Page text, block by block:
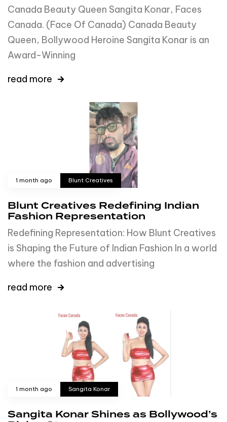
Canada Beauty Queen Sangita Konar, Faces
Canada. (Face Of Canada) Canada Beauty
Queen, Bollywood Heroine Sangita Konar is an
Award-Winning
read more
1 month ago Blunt Creatives
Blunt Creatives Redefining Indian
Fashion Representation
Redefining Representation: How Blunt Creatives
is Shaping the Future of Indian Fashion In a world
where the fashion and advertising
read more
1 month ago Sangita Konar
Sangita Konar Shines as Bollywood’s